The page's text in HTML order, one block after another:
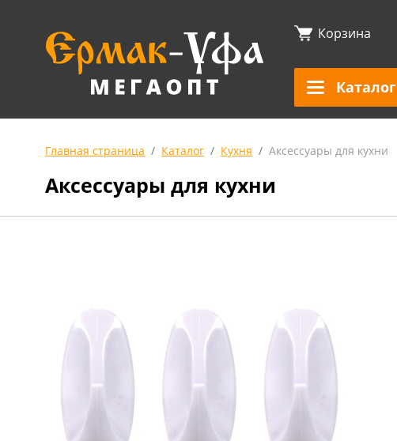
Корзина
Каталог
Главная страница Каталог Кухня Аксессуары для кухни
Аксессуары для кухни